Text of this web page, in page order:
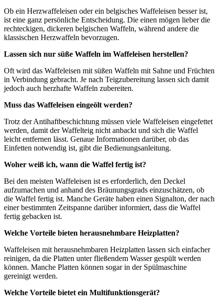
Ob ein Herzwaffeleisen oder ein belgisches Waffeleisen besser ist,
ist eine ganz persönliche Entscheidung. Die einen mögen lieber die
rechteckigen, dickeren belgischen Waffeln, während andere die
klassischen Herzwaffeln bevorzugen.
Lassen sich nur süße Waffeln im Waffeleisen herstellen?
Oft wird das Waffeleisen mit süßen Waffeln mit Sahne und Früchten
in Verbindung gebracht. Je nach Teigzubereitung lassen sich damit
jedoch auch herzhafte Waffeln zubereiten.
Muss das Waffeleisen eingeölt werden?
Trotz der Antihaftbeschichtung müssen viele Waffeleisen eingefettet
werden, damit der Waffelteig nicht anbackt und sich die Waffel
leicht entfernen lässt. Genaue Informationen darüber, ob das
Einfetten notwendig ist, gibt die Bedienungsanleitung.
Woher weiß ich, wann die Waffel fertig ist?
Bei den meisten Waffeleisen ist es erforderlich, den Deckel
aufzumachen und anhand des Bräunungsgrads einzuschätzen, ob
die Waffel fertig ist. Manche Geräte haben einen Signalton, der nach
einer bestimmten Zeitspanne darüber informiert, dass die Waffel
fertig gebacken ist.
Welche Vorteile bieten herausnehmbare Heizplatten?
Waffeleisen mit herausnehmbaren Heizplatten lassen sich einfacher
reinigen, da die Platten unter fließendem Wasser gespült werden
können. Manche Platten können sogar in der Spülmaschine
gereinigt werden.
Welche Vorteile bietet ein Multifunktionsgerät?